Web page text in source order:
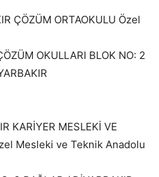
ÇÖZÜM ORTAOKULU Özel
OKULLARI BLOK NO: 2
KARİYER MESLEKİ VE
Mesleki ve Teknik Anadolu